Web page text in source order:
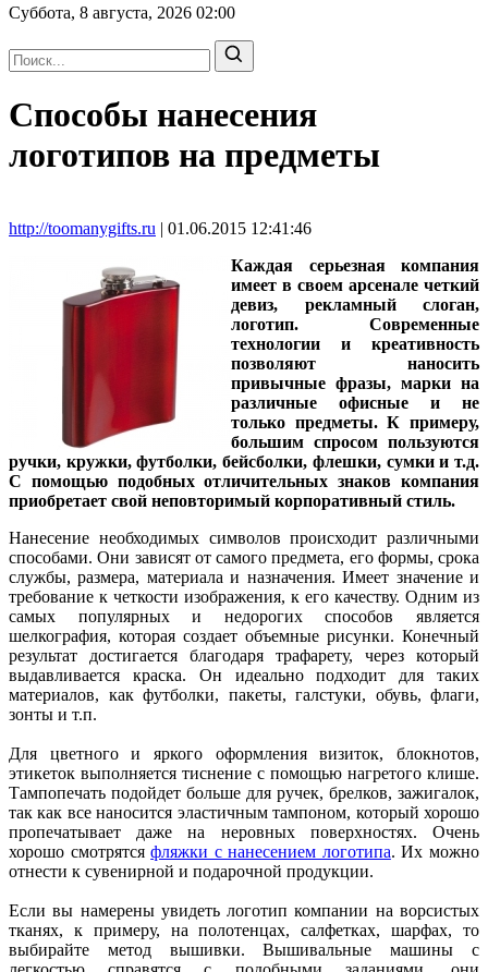
Суббота, 8 августа, 2026 02:00
Способы нанесения
логотипов на предметы
http://toomanygifts.ru | 01.06.2015 12:41:46
Каждая серьезная компания
имеет в своем арсенале четкий
девиз, рекламный слоган,
логотип. Современные
технологии и креативность
позволяют наносить
привычные фразы, марки на
различные офисные и не
только предметы. К примеру,
большим спросом пользуются
ручки, кружки, футболки, бейсболки, флешки, сумки и т.д.
С помощью подобных отличительных знаков компания
приобретает свой неповторимый корпоративный стиль.
Нанесение необходимых символов происходит различными
способами. Они зависят от самого предмета, его формы, срока
службы, размера, материала и назначения. Имеет значение и
требование к четкости изображения, к его качеству. Одним из
самых популярных и недорогих способов является
шелкография, которая создает объемные рисунки. Конечный
результат достигается благодаря трафарету, через который
выдавливается краска. Он идеально подходит для таких
материалов, как футболки, пакеты, галстуки, обувь, флаги,
зонты и т.п.
Для цветного и яркого оформления визиток, блокнотов,
этикеток выполняется тиснение с помощью нагретого клише.
Тампопечать подойдет больше для ручек, брелков, зажигалок,
так как все наносится эластичным тампоном, который хорошо
пропечатывает даже на неровных поверхностях. Очень
хорошо смотрятсяфляжки с нанесением логотипа. Их можно
отнести к сувенирной и подарочной продукции.
Если вы намерены увидеть логотип компании на ворсистых
тканях, к примеру, на полотенцах, салфетках, шарфах, то
выбирайте метод вышивки. Вышивальные машины с